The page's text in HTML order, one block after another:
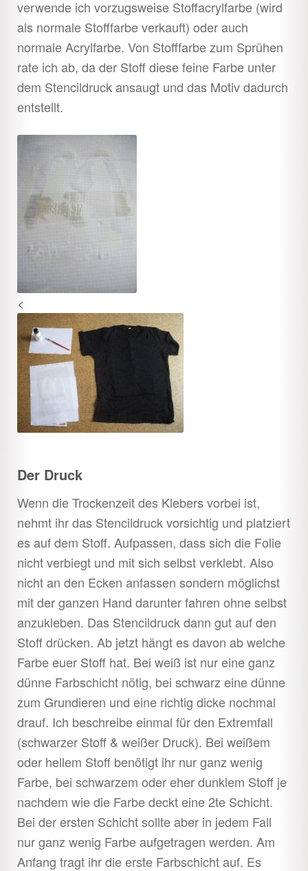
verwende ich vorzugsweise Stoffacrylfarbe (wird
als normale Stofffarbe verkauft) oder auch
normale Acrylfarbe. Von Stofffarbe zum Sprühen
rate ich ab, da der Stoff diese feine Farbe unter
dem Stencildruck ansaugt und das Motiv dadurch
entstellt.
<
Der Druck
Wenn die Trockenzeit des Klebers vorbei ist,
nehmt ihr das Stencildruck vorsichtig und platziert
es auf dem Stoff. Aufpassen, dass sich die Folie
nicht verbiegt und mit sich selbst verklebt. Also
nicht an den Ecken anfassen sondern möglichst
mit der ganzen Hand darunter fahren ohne selbst
anzukleben. Das Stencildruck dann gut auf den
Stoff drücken. Ab jetzt hängt es davon ab welche
Farbe euer Stoff hat. Bei weiß ist nur eine ganz
dünne Farbschicht nötig, bei schwarz eine dünne
zum Grundieren und eine richtig dicke nochmal
drauf. Ich beschreibe einmal für den Extremfall
(schwarzer Stoff & weißer Druck). Bei weißem
oder hellem Stoff benötigt ihr nur ganz wenig
Farbe, bei schwarzem oder eher dunklem Stoff je
nachdem wie die Farbe deckt eine 2te Schicht.
Bei der ersten Schicht sollte aber in jedem Fall
nur ganz wenig Farbe aufgetragen werden. Am
Anfang tragt ihr die erste Farbschicht auf. Es